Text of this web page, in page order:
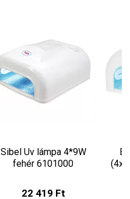
Sibel Uv lámpa 4*9W
fehér 6101000
22 419 Ft